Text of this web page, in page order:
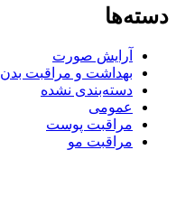
دسته‌ها
آرایش صورت
بهداشت و مراقبت بدن
دسته‌بندی نشده
عمومی
مراقبت پوست
مراقبت مو